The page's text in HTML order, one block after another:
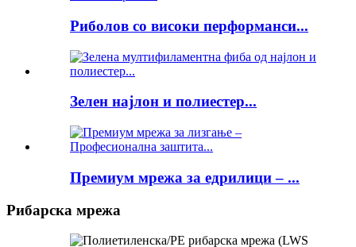
Риболов со високи перформанси...
Зелен најлон и полиестер...
Премиум мрежа за едрилици – ...
Рибарска мрежа